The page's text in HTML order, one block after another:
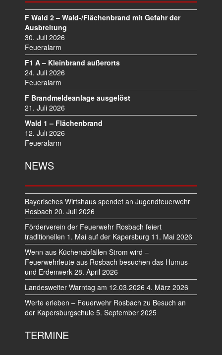
F Wald 2 – Wald-/Flächenbrand mit Gefahr der
Ausbreitung
30. Juli 2026
Feueralarm
F1 A – Kleinbrand außerorts
24. Juli 2026
Feueralarm
F Brandmeldeanlage ausgelöst
21. Juli 2026
Wald 1 – Flächenbrand
12. Juli 2026
Feueralarm
NEWS
Bayerisches Wirtshaus spendet an Jugendfeuerwehr
Rosbach 20. Juli 2026
Förderverein der Feuerwehr Rosbach feiert
traditionellen 1. Mai auf der Kapersburg 11. Mai 2026
Wenn aus Küchenabfällen Strom wird –
Feuerwehrleute aus Rosbach besuchen das Humus-
und Erdenwerk 28. April 2026
Landesweiter Warntag am 12.03.2026 4. März 2026
Werte erleben – Feuerwehr Rosbach zu Besuch an
der Kapersburgschule 5. September 2025
TERMINE